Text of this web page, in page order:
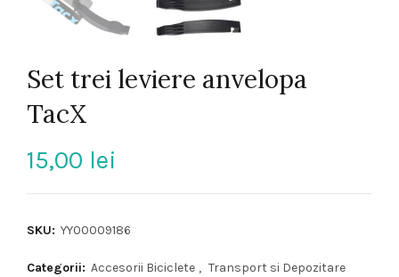
Set trei leviere anvelopa
TacX
15,00 lei
SKU: YY00009186
Categorii: Accesorii Biciclete , Transport si Depozitare